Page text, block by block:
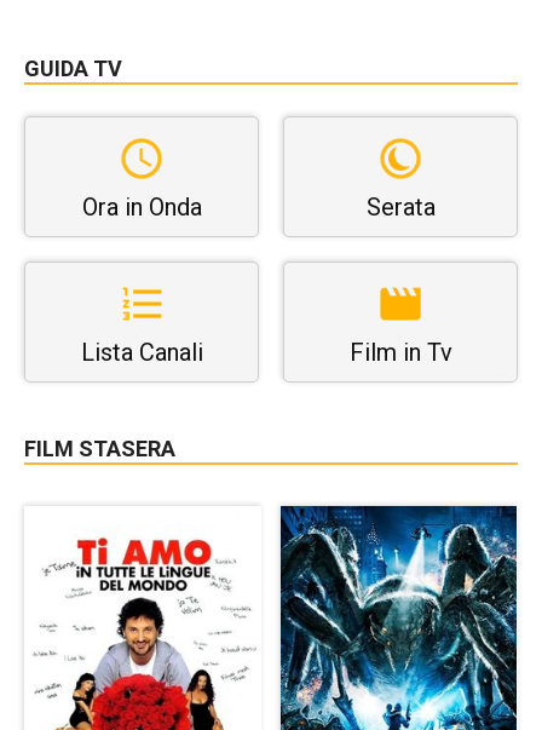
GUIDA TV
Ora in Onda Serata
Lista Canali Film in Tv
FILM STASERA